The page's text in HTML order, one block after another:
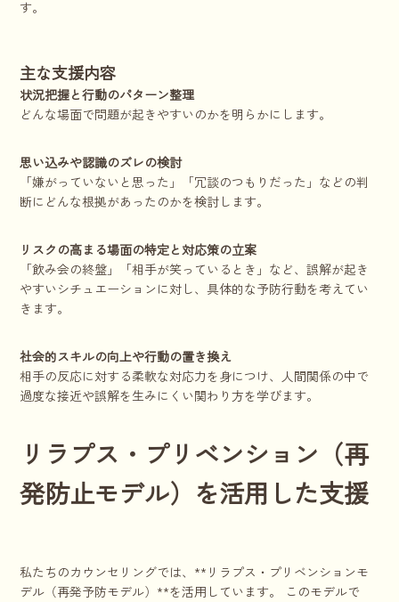
す。
主な支援内容
状況把握と行動のパターン整理
どんな場面で問題が起きやすいのかを明らかにします。
思い込みや認識のズレの検討
「嫌がっていないと思った」「冗談のつもりだった」などの判
断にどんな根拠があったのかを検討します。
リスクの高まる場面の特定と対応策の立案
「飲み会の終盤」「相手が笑っているとき」など、誤解が起き
やすいシチュエーションに対し、具体的な予防行動を考えてい
きます。
社会的スキルの向上や行動の置き換え
相手の反応に対する柔軟な対応力を身につけ、人間関係の中で
過度な接近や誤解を生みにくい関わり方を学びます。
リラプス・プリベンション（再
発防止モデル）を活用した支援
私たちのカウンセリングでは、**リラプス・プリベンションモ
デル（再発予防モデル）**を活用しています。 このモデルで